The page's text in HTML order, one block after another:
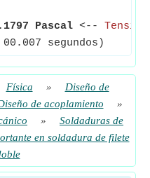
Pascal <--
segundos)
Física »
Diseño de
de acoplamiento
»
»
Soldaduras de
en soldadura de filete